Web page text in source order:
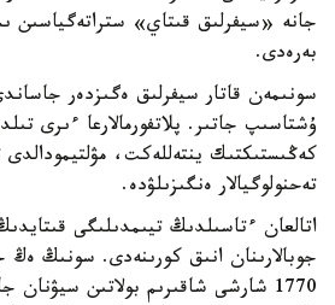
جانە «سيفرلىق قىتاي» ستراتەگياسىن
بەرەدى.
سونىمەن قاتار سيفرلىق ەگىزدەر
ۇشتاسىپ جاتىر. پلاتفورمالارعا ءىرى
كەڭىستىكتىك ينتەللەكت، مۋلتيمودالدى
تەحنولوگيالار ەنگىزىلۋدە.
اتالعان ءتاسىلدىڭ تيىمدىلىگى
جوبالارىنان انىق كورىنەدى. سونىڭ ەڭ
1770 شارشى شاقىرىم بولاتىن